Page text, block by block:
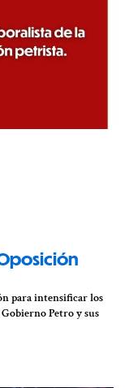
Oposición
para intensificar los
Petro y sus